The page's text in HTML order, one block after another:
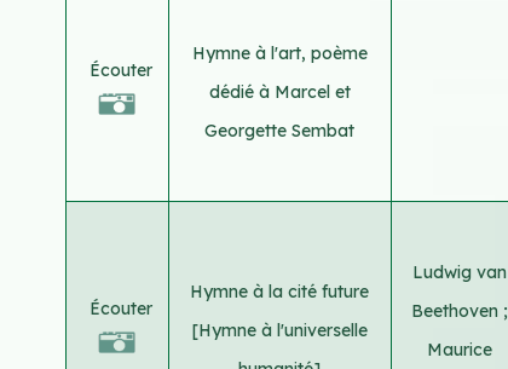
Écouter
Hymne à l'art, poème
dédié à Marcel et
Georgette Sembat
Écouter
Hymne à la cité future
[Hymne à l'universelle
Ludwig van
Beethoven ;
Maurice